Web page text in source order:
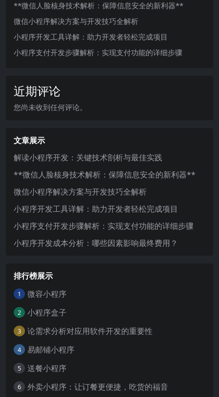
**微信人脸核身技术解析：保障信息安全的新利器**
微信小程序解决方案与开发技巧全解析
小程序开发工具详解：助力开发者轻松完成项目
小程序支付开发步骤解析：实现支付功能的详细步骤
近期评论
您尚未收到任何评论。
文章展示
解读小程序开发：关键技术剖析与最佳实践
**微信人脸核身技术解析：保障信息安全的新利器**
微信小程序解决方案与开发技巧全解析
小程序开发工具详解：助力开发者轻松完成项目
小程序支付开发步骤解析：实现支付功能的详细步骤
小程序开发成本分析：哪些因素影响最终费用？
排行榜展示
1 微容小程序
2 小程序盒子
3 论需求分析对应用软件开发的重要性
4 易邮铺小程序
5 送餐小程序
6 外卖小程序：让订餐更便捷，吃货的福音